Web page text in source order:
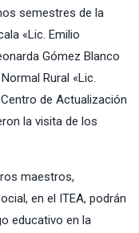
semestres de la
«Lic. Emilio
Gómez Blanco
Rural «Lic.
de Actualización
la visita de los
maestros,
en el ITEA, podrán
educativo en la